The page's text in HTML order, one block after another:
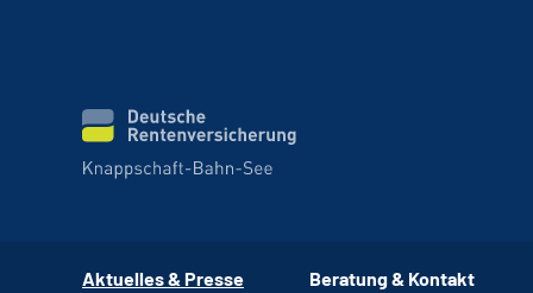
Aktuelles & Presse Beratung & Kontakt